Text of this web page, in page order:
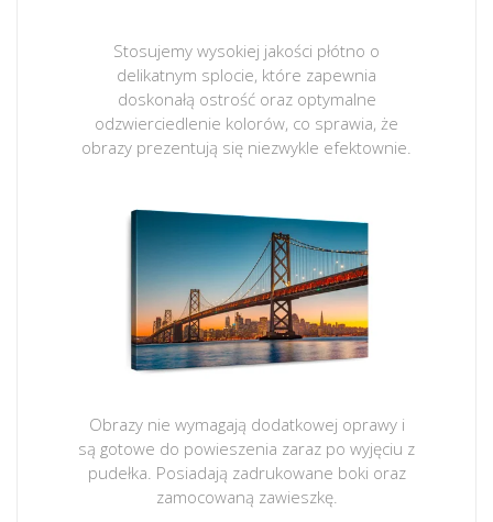
Stosujemy wysokiej jakości płótno o
delikatnym splocie, które zapewnia
doskonałą ostrość oraz optymalne
odzwierciedlenie kolorów, co sprawia, że
obrazy prezentują się niezwykle efektownie.
Obrazy nie wymagają dodatkowej oprawy i
są gotowe do powieszenia zaraz po wyjęciu z
pudełka. Posiadają zadrukowane boki oraz
zamocowaną zawieszkę.